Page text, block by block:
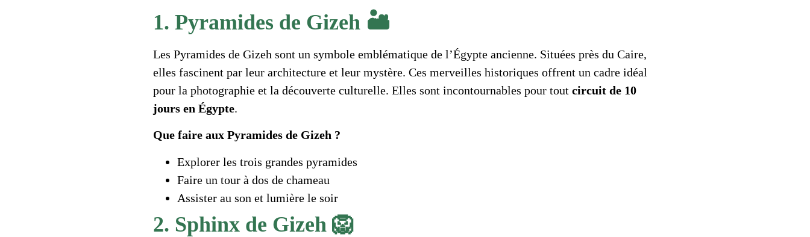
1. Pyramides de Gizeh 🏜️
Les Pyramides de Gizeh sont un symbole emblématique de l’Égypte ancienne. Situées près du Caire,
elles fascinent par leur architecture et leur mystère. Ces merveilles historiques offrent un cadre idéal
pour la photographie et la découverte culturelle. Elles sont incontournables pour tout circuit de 10
jours en Égypte.
Que faire aux Pyramides de Gizeh ?
Explorer les trois grandes pyramides
Faire un tour à dos de chameau
Assister au son et lumière le soir
2. Sphinx de Gizeh 🦁